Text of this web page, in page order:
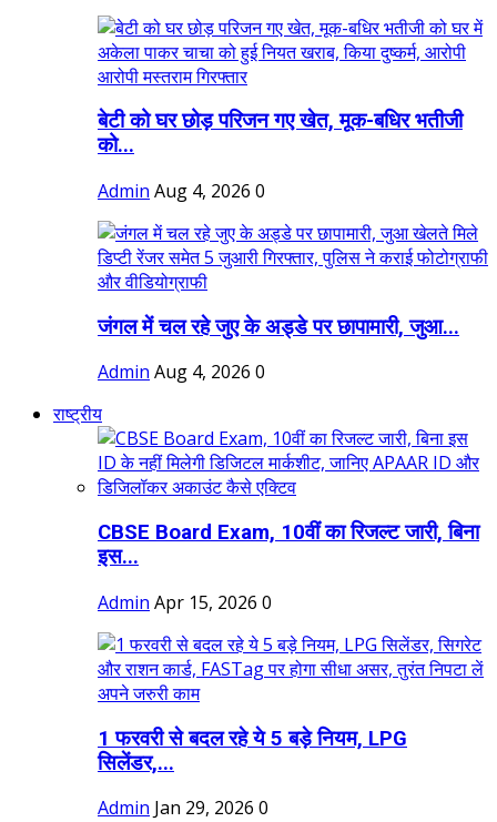
बेटी को घर छोड़ परिजन गए खेत, मूक-बधिर भतीजी
को...
Admin Aug 4, 2026 0
जंगल में चल रहे जुए के अड्डे पर छापामारी, जुआ...
Admin Aug 4, 2026 0
राष्ट्रीय
CBSE Board Exam, 10वीं का रिजल्ट जारी, बिना
इस...
Admin Apr 15, 2026 0
1 फरवरी से बदल रहे ये 5 बड़े नियम, LPG
सिलेंडर,...
Admin Jan 29, 2026 0